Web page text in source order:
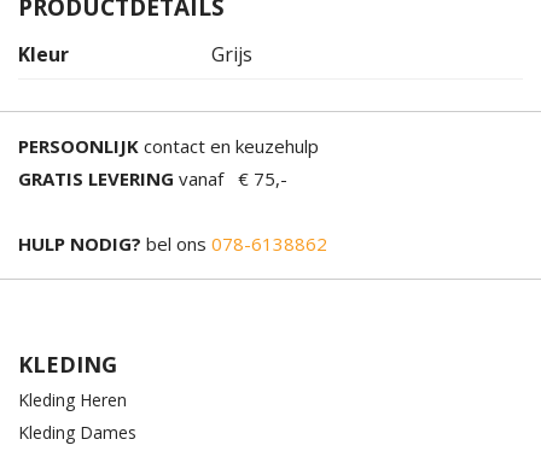
PRODUCTDETAILS
Kleur Grijs
PERSOONLIJK contact en keuzehulp
GRATIS LEVERING vanaf € 75,-
HULP NODIG? bel ons 078-6138862
KLEDING
Kleding Heren
Kleding Dames